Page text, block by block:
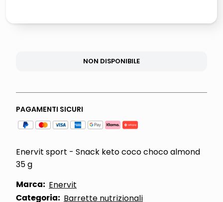
NON DISPONIBILE
PAGAMENTI SICURI
Enervit sport - Snack keto coco choco almond
35 g
Marca: Enervit
Categoria: Barrette nutrizionali